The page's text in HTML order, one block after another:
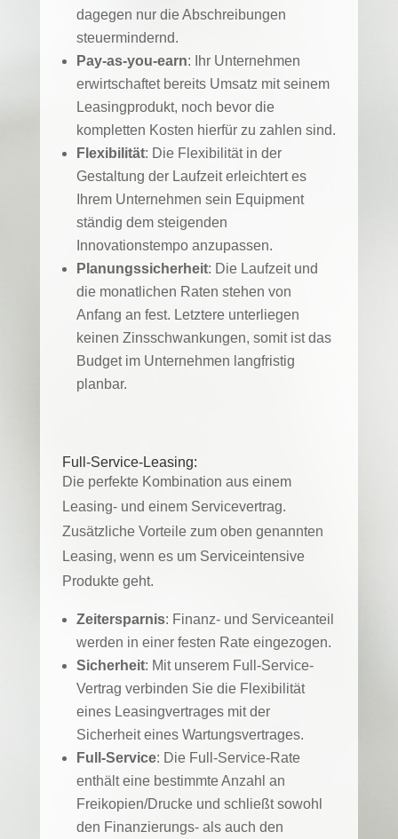
dagegen nur die Abschreibungen
steuermindernd.
Pay-as-you-earn: Ihr Unternehmen
erwirtschaftet bereits Umsatz mit seinem
Leasingprodukt, noch bevor die
kompletten Kosten hierfür zu zahlen sind.
Flexibilität: Die Flexibilität in der
Gestaltung der Laufzeit erleichtert es
Ihrem Unternehmen sein Equipment
ständig dem steigenden
Innovationstempo anzupassen.
Planungssicherheit: Die Laufzeit und
die monatlichen Raten stehen von
Anfang an fest. Letztere unterliegen
keinen Zinsschwankungen, somit ist das
Budget im Unternehmen langfristig
planbar.
Full-Service-Leasing:
Die perfekte Kombination aus einem
Leasing- und einem Servicevertrag.
Zusätzliche Vorteile zum oben genannten
Leasing, wenn es um Serviceintensive
Produkte geht.
Zeitersparnis: Finanz- und Serviceanteil
werden in einer festen Rate eingezogen.
Sicherheit: Mit unserem Full-Service-
Vertrag verbinden Sie die Flexibilität
eines Leasingvertrages mit der
Sicherheit eines Wartungsvertrages.
Full-Service: Die Full-Service-Rate
enthält eine bestimmte Anzahl an
Freikopien/Drucke und schließt sowohl
den Finanzierungs- als auch den